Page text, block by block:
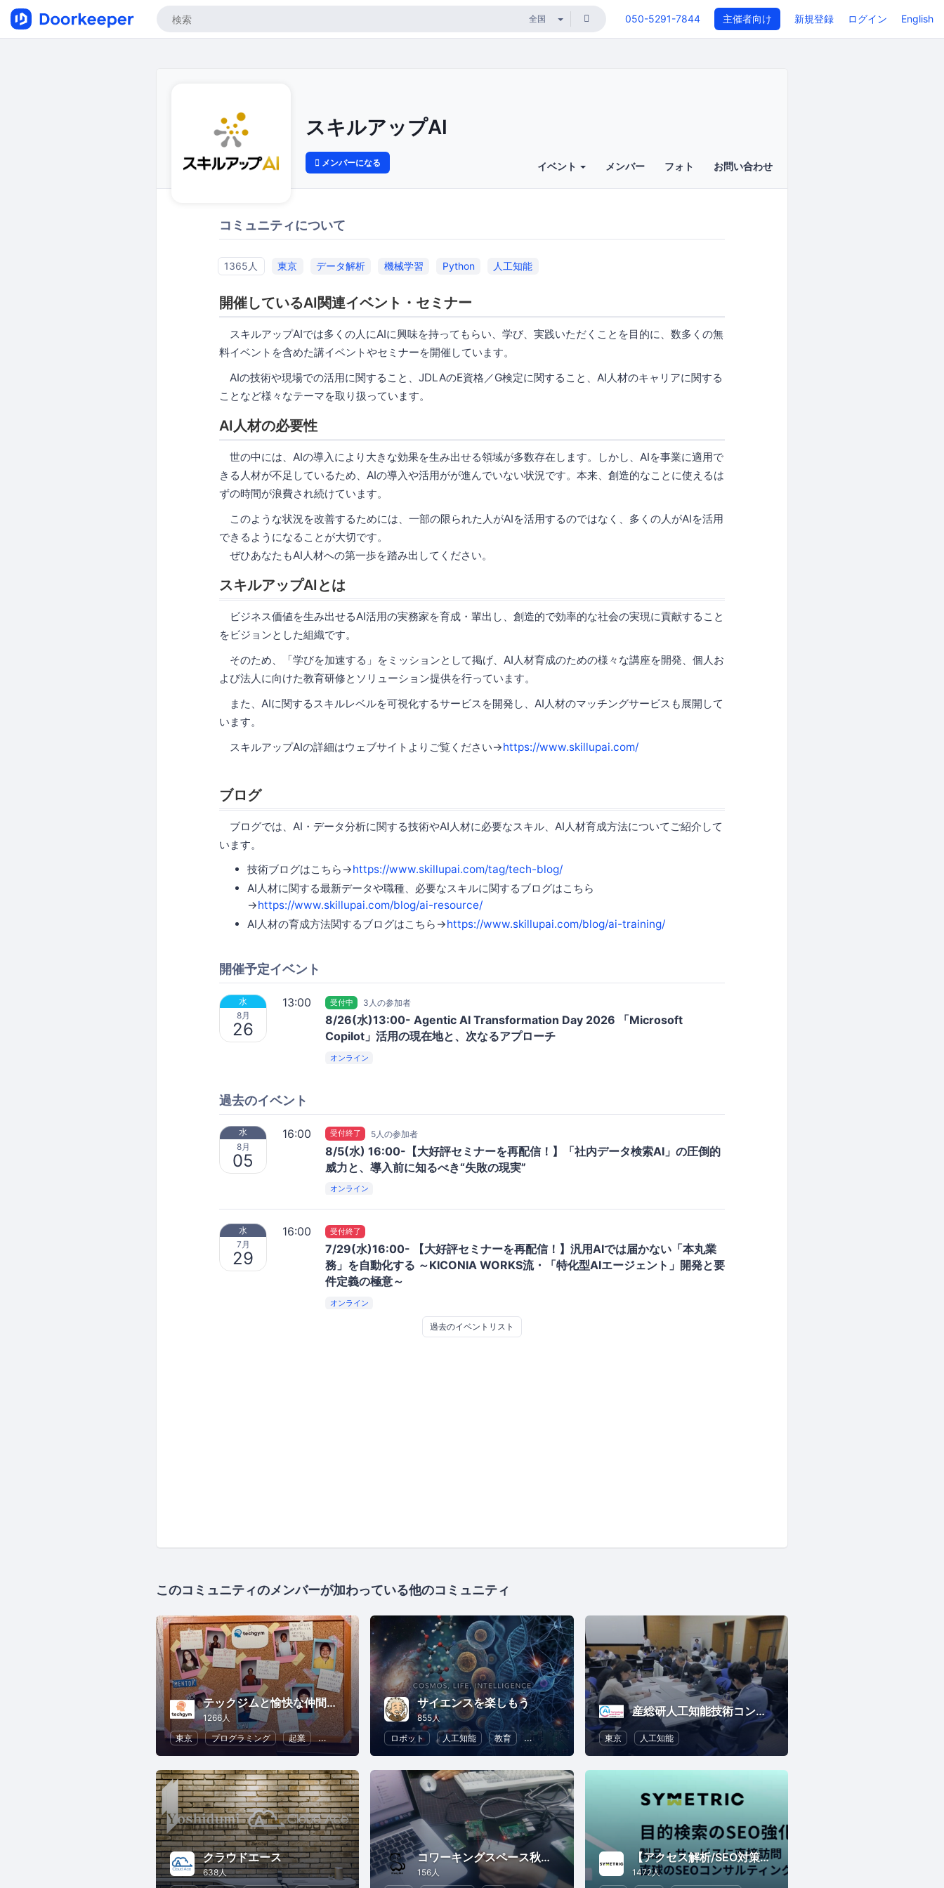
050-5291-7844 主催者向け 新規登録 ログイン English
スキルアップAI
メンバーになる イベント メンバー フォト お問い合わせ
コミュニティについて
1365人 東京 データ解析 機械学習 Python 人工知能
開催しているAI関連イベント・セミナー
スキルアップAIでは多くの人にAIに興味を持ってもらい、学び、実践いただくことを目的に、数多くの無
料イベントを含めた講イベントやセミナーを開催しています。
AIの技術や現場での活用に関すること、JDLAのE資格／G検定に関すること、AI人材のキャリアに関する
ことなど様々なテーマを取り扱っています。
AI人材の必要性
世の中には、AIの導入により大きな効果を生み出せる領域が多数存在します。しかし、AIを事業に適用で
きる人材が不足しているため、AIの導入や活用がが進んでいない状況です。本来、創造的なことに使えるは
ずの時間が浪費され続けています。
このような状況を改善するためには、一部の限られた人がAIを活用するのではなく、多くの人がAIを活用
できるようになることが大切です。
ぜひあなたもAI人材への第一歩を踏み出してください。
スキルアップAIとは
ビジネス価値を生み出せるAI活用の実務家を育成・輩出し、創造的で効率的な社会の実現に貢献すること
をビジョンとした組織です。
そのため、「学びを加速する」をミッションとして掲げ、AI人材育成のための様々な講座を開発、個人お
よび法人に向けた教育研修とソリューション提供を行っています。
また、AIに関するスキルレベルを可視化するサービスを開発し、AI人材のマッチングサービスも展開して
います。
スキルアップAIの詳細はウェブサイトよりご覧ください→https://www.skillupai.com/
ブログ
ブログでは、AI・データ分析に関する技術やAI人材に必要なスキル、AI人材育成方法についてご紹介して
います。
技術ブログはこちら→https://www.skillupai.com/tag/tech-blog/
AI人材に関する最新データや職種、必要なスキルに関するブログはこちら
→https://www.skillupai.com/blog/ai-resource/
AI人材の育成方法関するブログはこちら→https://www.skillupai.com/blog/ai-training/
開催予定イベント
水
8月
26
13:00 受付中 3人の参加者
8/26(水)13:00- Agentic AI Transformation Day 2026 「Microsoft
Copilot」活用の現在地と、次なるアプローチ
オンライン
過去のイベント
水
8月
05
16:00 受付終了 5人の参加者
8/5(水) 16:00-【大好評セミナーを再配信！】「社内データ検索AI」の圧倒的
威力と、導入前に知るべき“失敗の現実”
オンライン
水
7月
29
16:00 受付終了
7/29(水)16:00- 【大好評セミナーを再配信！】汎用AIでは届かない「本丸業
務」を自動化する ～KICONIA WORKS流・「特化型AIエージェント」開発と要
件定義の極意～
オンライン
過去のイベントリスト
このコミュニティのメンバーが加わっている他のコミュニティ
テックジムと愉快な仲間たち
1266人
東京
プログラミング 起業 Python 人工知能 ChatGPT
サイエンスを楽しもう
855人
ロボット
人工知能 教育 自然・環境 ChatGPT
産総研人工知能技術コンソーシアム（AITeC）
東京 人工知能
クラウドエース
638人
コワーキングスペース秋葉原 Weeyble
156人
【アクセス解析/SEO対策】株式会社シンメトリック
1472人